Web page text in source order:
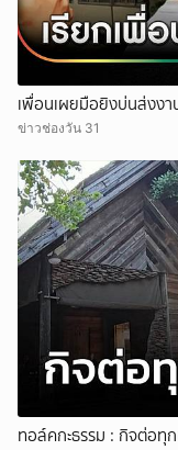
เพื่อนเผยมือยิงบ่นส่งง
ข่าวช่องวัน 31
ทอล์คกะธรรม : กิจต่อทุ